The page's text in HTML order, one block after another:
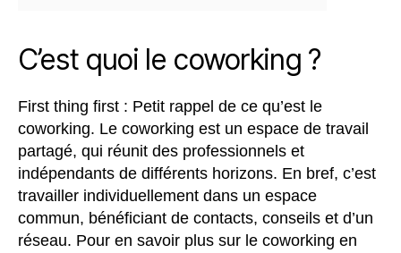
C’est quoi le coworking ?
First thing first : Petit rappel de ce qu’est le
coworking. Le coworking est un espace de travail
partagé, qui réunit des professionnels et
indépendants de différents horizons. En bref, c’est
travailler individuellement dans un espace
commun, bénéficiant de contacts, conseils et d’un
réseau. Pour en savoir plus sur le coworking en